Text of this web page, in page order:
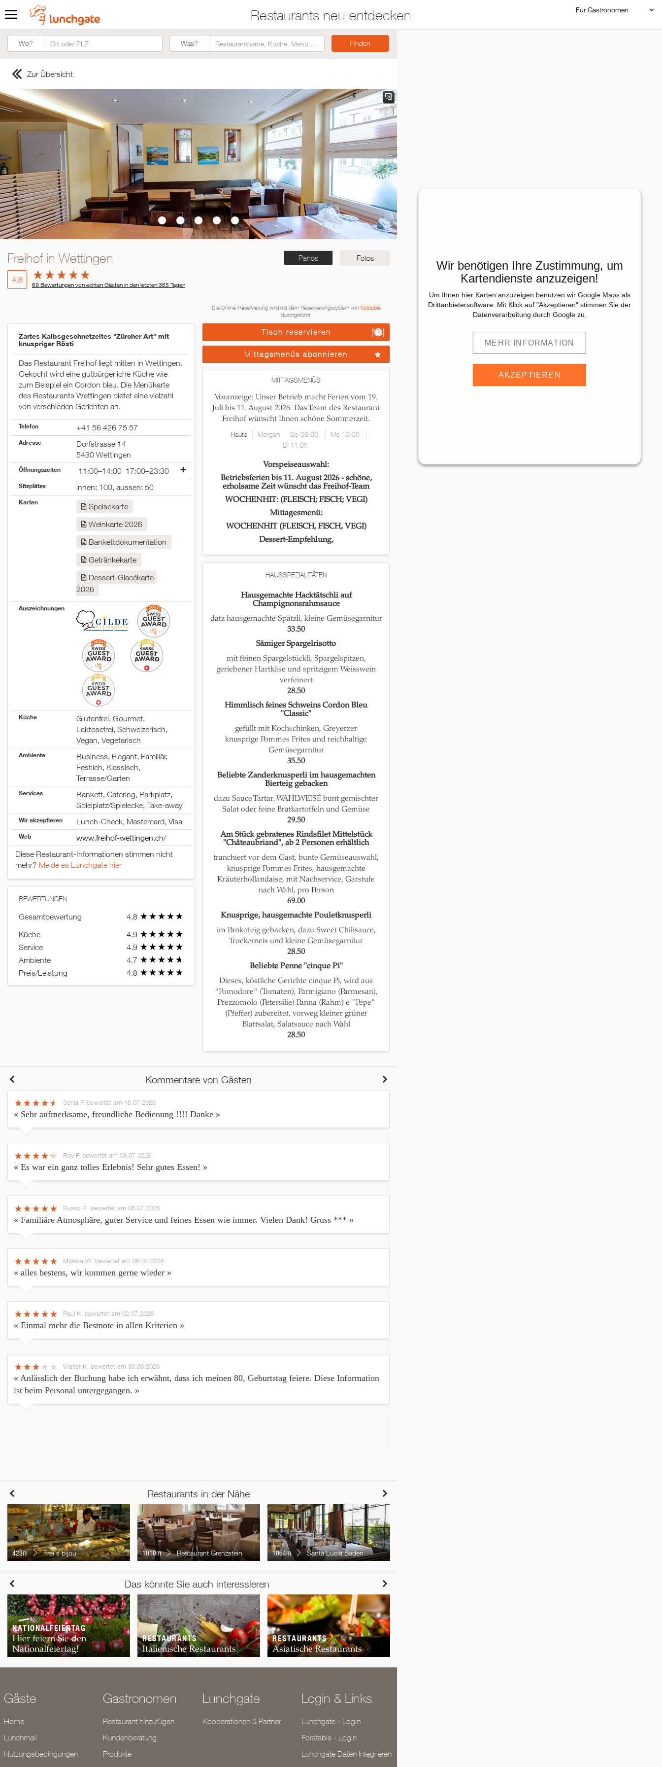
Restaurants neu entdecken
Für Gastronomen
ZUR STARTSEITE ZUR RESTAURANTSUCHE
Asiatisch
Italienisch
Französisch
Traditionell
Vegetarisch
Mexikanisch
Spanisch
Wo? Was?Was?
Zur Übersicht
Panos Fotos
Freihof in Wettingen
4.8
69 Bewertungen von echten Gästen in den letzten 365 Tagen
Die Online-Reservierung wird mit dem Reservierungssystem von foratable
durchgeführt.
Zartes Kalbsgeschnetzeltes "Zürcher Art" mit
knuspriger Rösti
Das Restaurant Freihof liegt mitten in Wettingen.
Gekocht wird eine gutbürgerliche Küche wie
zum Beispiel ein Cordon bleu. Die Menükarte
des Restaurants Wettingen bietet eine vielzahl
von verschieden Gerichten an.
Telefon +41 56 426 75 57
Adresse
Dorfstrasse 14
5430 Wettingen
Öffnungszeiten 11:00–14:00 17:00–23:30
Montag
Mittwoch
geschlossen
geschlossen
08:30–14:0017:00–23:30
11:00–14:00 17:00–23:30
11:00–21:00
Sitzplätze innen: 100, aussen: 50
Karten
Speisekarte
Weinkarte 2026
Bankettdokumentation
Getränkekarte
Dessert-Glacékarte-
2026
Auszeichnungen
Küche
Glutenfrei, Gourmet,
Laktosefrei, Schweizerisch,
Vegan, Vegetarisch
Ambiente
Business, Elegant, Familiär,
Festlich, Klassisch,
Terrasse/Garten
Services
Bankett, Catering, Parkplatz,
Spielplatz/Spielecke, Take-away
Wir akzeptieren Lunch-Check, Mastercard, Visa
Web
www.freihof-wettingen.ch/
Diese Restaurant-Informationen stimmen nicht
mehr? Melde es Lunchgate hier
BEWERTUNGEN
Gesamtbewertung
4.8
Küche
4.9
Service
4.9
Ambiente
4.7
Preis/Leistung
4.8
Tisch reservieren
Mittagsmenüs abonnieren
MITTAGSMENÜS
Voranzeige: Unser Betrieb macht Ferien vom 19.
Juli bis 11. August 2026. Das Team des Restaurant
Freihof wünscht Ihnen schöne Sommerzeit.
Heute Morgen So 09.08.
Mo 10.08.
Di 11.08.
Vorspeiseauswahl:
Betriebsferien bis 11. August 2026 - schöne,
erholsame Zeit wünscht das Freihof-Team
WOCHENHIT: (FLEISCH; FISCH; VEGI)
Mittagesmenü:
WOCHENHIT (FLEISCH, FISCH, VEGI)
Dessert-Empfehlung,
HAUSSPEZIALITÄTEN
Hausgemachte Hacktätschli auf
Champignonsrahmsauce
datz hausgemachte Spätzli, kleine Gemüsegarnitur
33.50
Sämiger Spargelrisotto
mit feinen Spargelstückli, Spargelspitzen,
geriebener Hartkäse und spritzigem Weisswein
verfeinert
28.50
Himmlisch feines Schweins Cordon Bleu
"Classic"
gefüllt mit Kochschinken, Greyerzer
knusprige Pommes Frites und reichhaltige
Gemüsegarnitur
35.50
Beliebte Zanderknusperli im hausgemachten
Bierteig gebacken
dazu Sauce Tartar, WAHLWEISE bunt gemischter
Salat oder feine Bratkartoffeln und Gemüse
29.50
Am Stück gebratenes Rindsfilet Mittelstück
"Châteaubriand", ab 2 Personen erhältlich
tranchiert vor dem Gast, bunte Gemüseauswahl,
knusprige Pommes Frites, hausgemachte
Kräuterhollandaise, mit Nachservice, Garstufe
nach Wahl, pro Person
69.00
Knusprige, hausgemachte Pouletknusperli
im Pankoteig gebacken, dazu Sweet Chilisauce,
Trockerneis und kleine Gemüsegarnitur
28.50
Beliebte Penne "cinque Pi"
Dieses, köstliche Gerichte cinque Pi, wird aus
"Pomodore" (Tomaten), Parmigiano (Parmesan),
Prezzomolo (Petersilie) Panna (Rahm) e "Pepe"
(Pfeffer) zubereitet, vorweg kleiner grüner
Blattsalat, Salatsauce nach Wahl
28.50
Kommentare von Gästen
Sonja F. bewertet am 16.07.2026
« Sehr aufmerksame, freundliche Bedienung !!!! Danke »
Roy F. bewertet am 08.07.2026
« Es war ein ganz tolles Erlebnis! Sehr gutes Essen! »
Russo R. bewertet am 06.07.2026
« Familiäre Atmosphäre, guter Service und feines Essen wie immer. Vielen Dank! Gruss *** »
Monika W. bewertet am 06.07.2026
« alles bestens, wir kommen gerne wieder »
Paul K. bewertet am 02.07.2026
« Einmal mehr die Bestnote in allen Kriterien »
Walter K. bewertet am 30.06.2026
« Anlässlich der Buchung habe ich erwähnt, dass ich meinen 80, Geburtstag feiere. Diese Information
ist beim Personal untergegangen. »
Restaurants in der Nähe
423m Frei's bijou 1010m Restaurant Grenzstein 1064m Santa Lucia Baden
Das könnte Sie auch interessieren
NATIONALFEIERTAG
Hier feiern Sie den
Nationalfeiertag!
RESTAURANTS
Italienische Restaurants
RESTAURANTS
Asiatische Restaurants
Gäste
Home
Lunchmail
Nutzungsbedingungen
Gastronomen
Restaurant hinzufügen
Kundenberatung
Produkte
Lunchgate
Kooperationen & Partner
Login & Links
Lunchgate - Login
Foratable - Login
Lunchgate Daten Integrieren
Wir benötigen Ihre Zustimmung, um
Kartendienste anzuzeigen!
Um Ihnen hier Karten anzuzeigen benutzen wir Google Maps als
Drittanbietersoftware. Mit Klick auf "Akzeptieren" stimmen Sie der
Datenverarbeitung durch Google zu.
MEHR INFORMATION
AKZEPTIEREN